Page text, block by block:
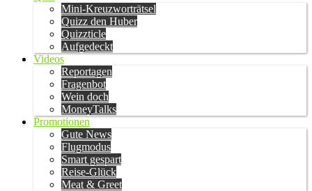
Mini-Kreuzworträtsel
Quizz den Huber
Quizzticle
Aufgedeckt
Videos
Reportagen
Fragenbot
Wein doch
MoneyTalks
Promotionen
Gute News
Flugmodus
Smart gespart
Reise-Glück
Meat & Greet